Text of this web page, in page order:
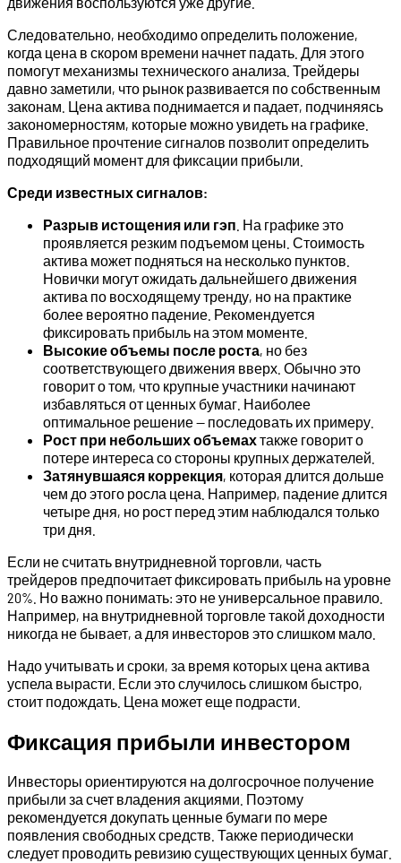
Следовательно, необходимо определить положение,
когда цена в скором времени начнет падать. Для этого
помогут механизмы технического анализа. Трейдеры
давно заметили, что рынок развивается по собственным
законам. Цена актива поднимается и падает, подчиняясь
закономерностям, которые можно увидеть на графике.
Правильное прочтение сигналов позволит определить
подходящий момент для фиксации прибыли.
Среди известных сигналов:
Разрыв истощения или гэп . На графике это
проявляется резким подъемом цены. Стоимость
актива может подняться на несколько пунктов.
Новички могут ожидать дальнейшего движения
актива по восходящему тренду, но на практике
более вероятно падение. Рекомендуется
фиксировать прибыль на этом моменте.
Высокие объемы после роста, но без
соответствующего движения вверх. Обычно это
говорит о том, что крупные участники начинают
избавляться от ценных бумаг. Наиболее
оптимальное решение — последовать их примеру.
Рост при небольших объемахтакже говорит о
потере интереса со стороны крупных держателей.
Затянувшаяся коррекция, которая длится дольше
чем до этого росла цена. Например, падение длится
четыре дня, но рост перед этим наблюдался только
три дня.
Если не считать внутридневной торговли, часть
трейдеров предпочитает фиксировать прибыль на уровне
20%. Но важно понимать: это не универсальное правило.
Например, на внутридневной торговле такой доходности
никогда не бывает, а для инвесторов это слишком мало.
Надо учитывать и сроки, за время которых цена актива
успела вырасти. Если это случилось слишком быстро,
стоит подождать. Цена может еще подрасти.
Фиксация прибыли инвестором
Инвесторы ориентируются на долгосрочное получение
прибыли за счет владения акциями. Поэтому
рекомендуется докупать ценные бумаги по мере
появления свободных средств. Также периодически
следует проводить ревизию существующих ценных бумаг.